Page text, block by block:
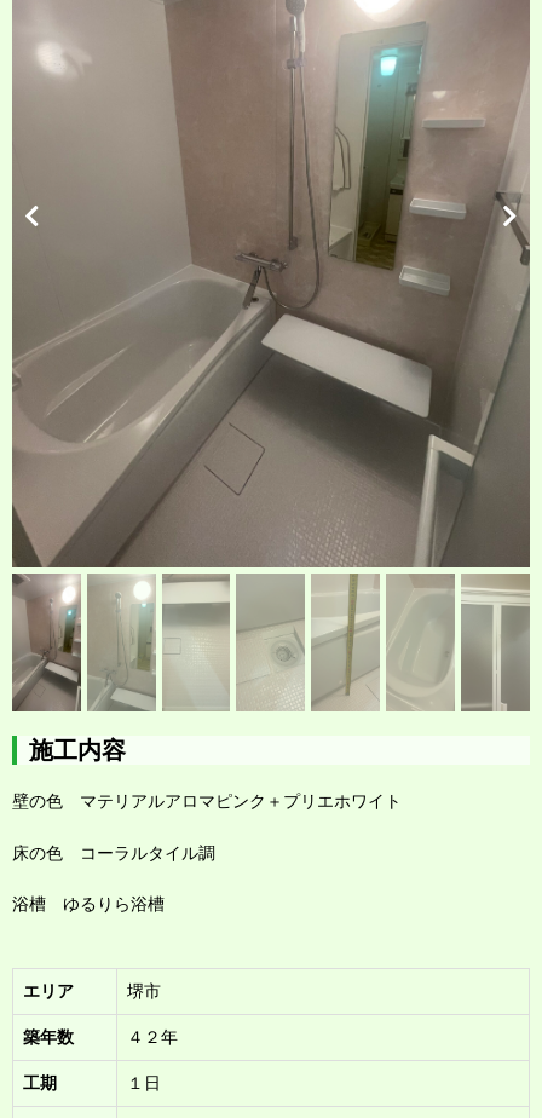
施工内容
壁の色 マテリアルアロマピンク＋プリエホワイト
床の色 コーラルタイル調
浴槽 ゆるりら浴槽
エリア 堺市
築年数 ４２年
工期 １日